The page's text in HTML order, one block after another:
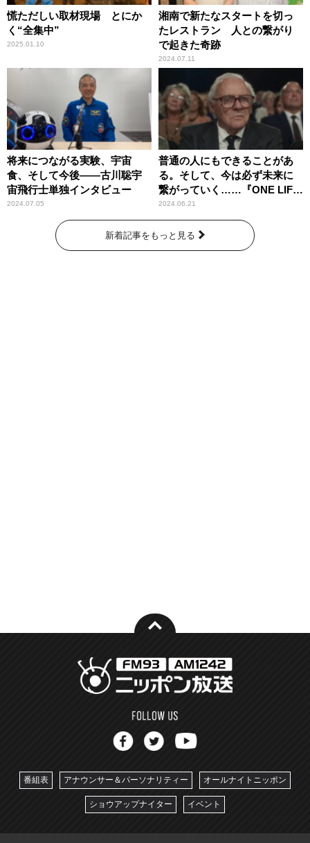
慌ただしい取材現場 とにか
く“全集中”
2025.01.10
湘南で新たなスタートを切っ
たレストラン 人との繋がり
で起きた奇跡
2024.07.11
将来につながる実験、宇宙
食、そして今後――古川聡宇
宙飛行士単独インタビュー
2024.07.05
普通の人にもできることがあ
る。そして、今は必ず未来に
繋がっていく……『ONE LIFE
奇跡が繋いだ6000の命』
2024.06.21
新着記事をもっと見る
番組表 アナウンサー＆パーソナリティー オールナイトニッポン
ショウアップナイター イベント